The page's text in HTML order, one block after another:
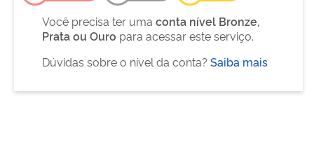
Você precisa ter uma conta nível Bronze,
Prata ou Ouro para acessar este serviço.
Dúvidas sobre o nível da conta? Saiba mais